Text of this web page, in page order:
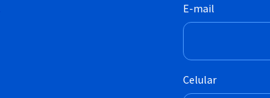
E-mail
Celular